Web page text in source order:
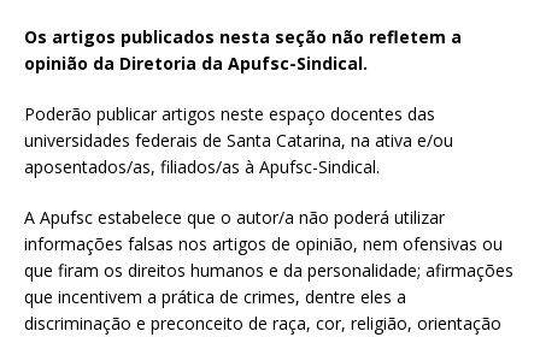
Os artigos publicados nesta seção não refletem a
opinião da Diretoria da Apufsc-Sindical.
Poderão publicar artigos neste espaço docentes das
universidades federais de Santa Catarina, na ativa e/ou
aposentados/as, filiados/as à Apufsc-Sindical.
A Apufsc estabelece que o autor/a não poderá utilizar
informações falsas nos artigos de opinião, nem ofensivas ou
que firam os direitos humanos e da personalidade; afirmações
que incentivem a prática de crimes, dentre eles a
discriminação e preconceito de raça, cor, religião, orientação